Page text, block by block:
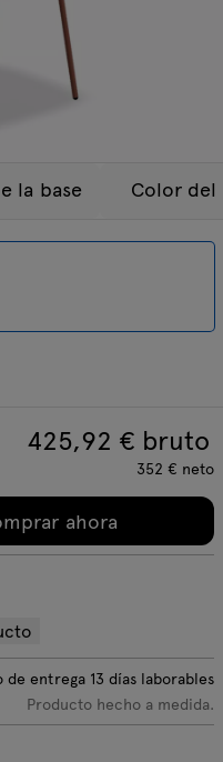
la base Color del
425,92 € bruto
352 € neto
ahora
de entrega 13 días laborables
Producto hecho a medida.